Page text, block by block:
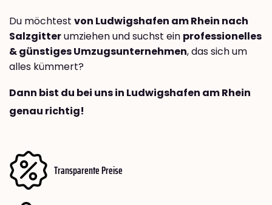
Du möchtest von Ludwigshafen am Rhein nach
Salzgitterumziehen und suchst ein professionelles
& günstiges Umzugsunternehmen, das sich um
alles kümmert?
Dann bist du bei uns in Ludwigshafen am Rhein
genau richtig!
Transparente Preise